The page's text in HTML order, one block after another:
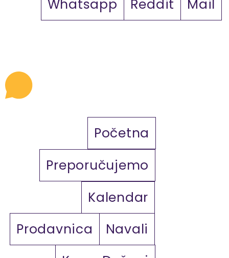
Whatsapp
Reddit Mail
Početna
Preporučujemo
Kalendar
Prodavnica
Navali